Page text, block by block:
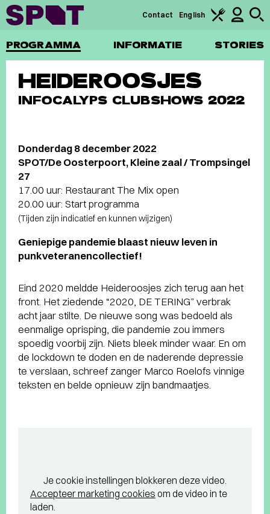
PROGRAMMA INFORMATIE STORIES
Contact English
HEIDEROOSJES
INFOCALYPS CLUBSHOWS 2022
Donderdag 8 december 2022
SPOT/De Oosterpoort, Kleine zaal / Trompsingel
27
17.00 uur: Restaurant The Mix open
20.00 uur: Start programma
(Tijden zijn indicatief en kunnen wijzigen)
Geniepige pandemie blaast nieuw leven in
punkveteranencollectief!
Eind 2020 meldde Heideroosjes zich terug aan het
front. Het ziedende “2020, DE TERING” verbrak
acht jaar stilte. De nieuwe song was bedoeld als
eenmalige oprisping, die pandemie zou immers
spoedig voorbij zijn. Niets bleek minder waar. En om
de lockdown te doden en de naderende depressie
te verslaan, schreef zanger Marco Roelofs vinnige
teksten en belde opnieuw zijn bandmaatjes.
Je cookie instellingen blokkeren deze video.
Accepteer marketing cookies om de video in te
laden.